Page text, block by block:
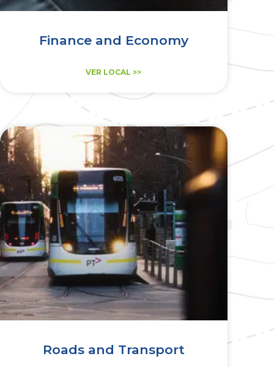
Finance and Economy
VER LOCAL >>
Roads and Transport